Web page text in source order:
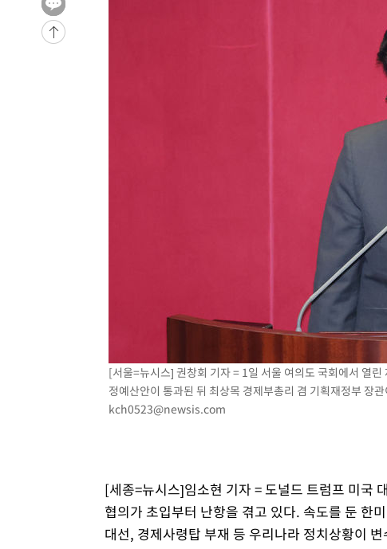
운드는 임시"
-11483초 전 >
-11447초 전 >
[속보]이 대통령, '호우피해' 안동·의성 관할 4개 면 특별재난지
[단독]중수청 지원 검사들, 정원 초과 시 낮은 계급 임용…희망
SK하이닉스, 용인·청주 팹에 54조 투자…"AI 메모리 수요 선제
여자배구 이재영·이다영 자매, 아제르바이잔 투란VC 입단
외국인 심판 성 접대 7경기 들여다보니…한국 축구 '5승 2무'
[속보]코스닥, 2.86포인트(0.36%) 내린 798.81마감
[속보]코스피, 6200선 약보합…0.60% 내린 6258.77에 마쳐
[속보] 노원서 40.1도 관측…서울, 2018년 이후 첫 40도
[속보]종합특검, '계엄 수용공간 확보' 신용해 前교정본부장 기소
외신들도 주목한 韓축구 파문…"국민적 공분에 수사 재개"
11시간 압수수색에 성접대 파문까지…'쑥대밭' 된 축구협회
[속보]규제합리화위원회 부위원장에 김태유 서울대 공대 교수…이병
[서울=뉴시스] 권창회 기자 = 1일 서울 여의도 국회에서 열
정예산안이 통과된 뒤 최상목 경제부총리 겸 기획재정부 장
kch0523@newsis.com
[세종=뉴시스]임소현 기자 = 도널드 트럼프 미국
협의가 초입부터 난항을 겪고 있다. 속도를 둔 한
대선, 경제사령탑 부재 등 우리나라 정치상황이